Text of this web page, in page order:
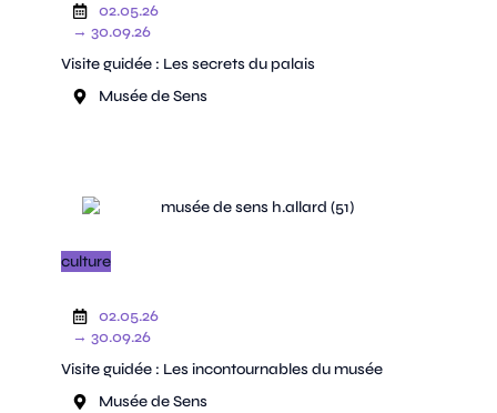
02.05.26
→ 30.09.26
Visite guidée : Les secrets du palais
Musée de Sens
culture
02.05.26
→ 30.09.26
Visite guidée : Les incontournables du musée
Musée de Sens